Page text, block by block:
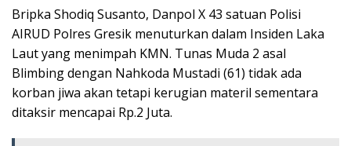
Bripka Shodiq Susanto, Danpol X 43 satuan Polisi
AIRUD Polres Gresik menuturkan dalam Insiden Laka
Laut yang menimpah KMN. Tunas Muda 2 asal
Blimbing dengan Nahkoda Mustadi (61) tidak ada
korban jiwa akan tetapi kerugian materil sementara
ditaksir mencapai Rp.2 Juta.